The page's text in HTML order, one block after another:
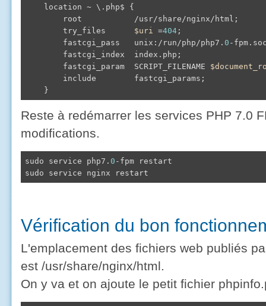
    location ~ \.php$ {
        root           /usr/share/nginx/html;
        try_files
$uri =404;
        fastcgi_pass   unix:/run/php/php7.
0 -
        fastcgi_index  index.php;
        fastcgi_param  SCRIPT_FILENAME
        include        fastcgi_params;
    }
Reste à redémarrer les services PHP 7.0
modifications.
sudo service php7. 0 -fpm restart
sudo service nginx restart
Vérification du bon
L'emplacement des fichiers web publiés
est /usr/share/nginx/html.
On y va et on ajoute le petit fichier